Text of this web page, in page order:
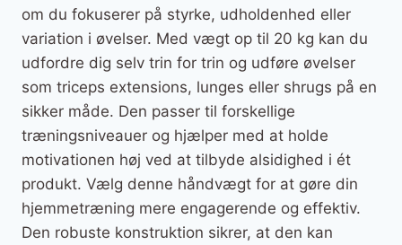
om du fokuserer på styrke, udholdenhed eller
variation i øvelser. Med vægt op til 20 kg kan du
udfordre dig selv trin for trin og udføre øvelser
som triceps extensions, lunges eller shrugs på en
sikker måde. Den passer til forskellige
træningsniveauer og hjælper med at holde
motivationen høj ved at tilbyde alsidighed i ét
produkt. Vælg denne håndvægt for at gøre din
hjemmetræning mere engagerende og effektiv.
Den robuste konstruktion sikrer, at den kan